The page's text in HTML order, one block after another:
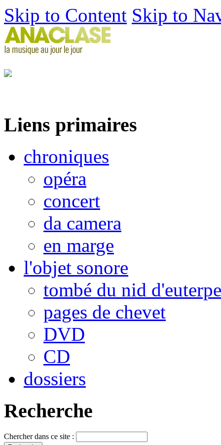
Skip to Content Skip to
Liens primaires
chroniques
opéra
concert
da camera
en marge
l'objet sonore
tombé du nid d'euterpe
pages de chevet
DVD
CD
dossiers
Recherche
Chercher dans ce site :